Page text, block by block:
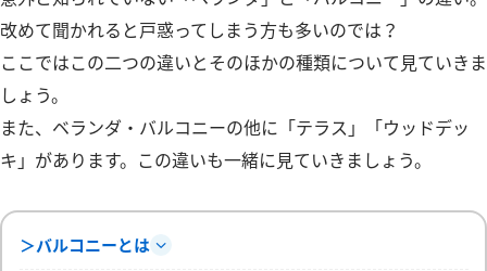
改めて聞かれると戸惑ってしまう方も多いのでは？
ここではこの二つの違いとそのほかの種類について見ていきま
しょう。
また、ベランダ・バルコニーの他に「テラス」「ウッドデッ
キ」があります。この違いも一緒に見ていきましょう。
＞バルコニーとは